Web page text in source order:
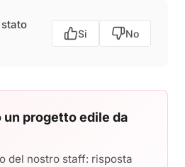
Si No
un progetto edile da
del nostro staff: risposta